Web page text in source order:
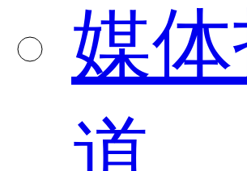
媒